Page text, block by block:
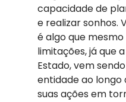
capacidade de
e realizar sonhos.
é algo que
limitações, já que
Estado, vem
entidade ao longo
suas ações em